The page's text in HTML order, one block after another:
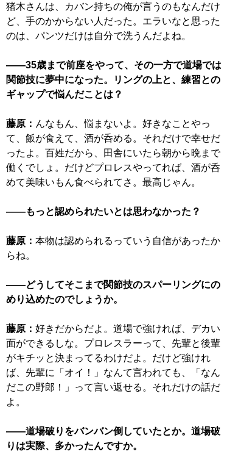
猪木さんは、カバン持ちの俺が言うのもなんだけ
ど、手のかからない人だった。エラいなと思った
のは、パンツだけは自分で洗うんだよね。
――35歳まで前座をやって、その一方で道場では
関節技に夢中になった。リングの上と、練習との
ギャップで悩んだことは？
藤原： んなもん、悩まないよ。好きなことやっ
て、飯が食えて、酒が呑める。それだけで幸せだ
ったよ。百姓だから、田舎にいたら朝から晩まで
働くでしょ。だけどプロレスやってれば、酒が呑
めて美味いもん食べられてさ。最高じゃん。
――もっと認められたいとは思わなかった？
藤原： 本物は認められるっていう自信があったか
らね。
――どうしてそこまで関節技のスパーリングにの
めり込めたのでしょうか。
藤原： 好きだからだよ。道場で強ければ、デカい
面ができるしな。プロレスラーって、先輩と後輩
がキチッと決まってるわけだよ。だけど強けれ
ば、先輩に「オイ！」なんて言われても、「なん
だこの野郎！」って言い返せる。それだけの話だ
よ。
――道場破りをバンバン倒していたとか。道場破
りは実際、多かったんですか。